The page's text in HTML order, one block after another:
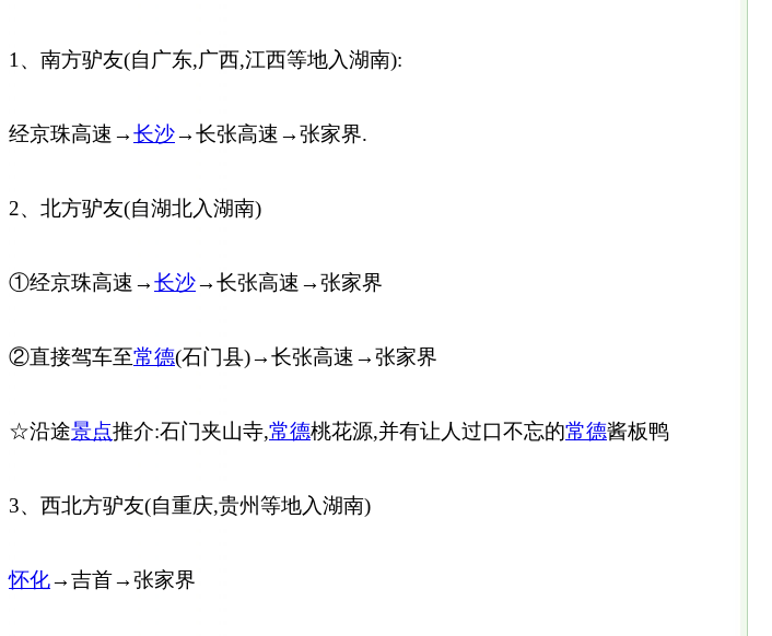
1、南方驴友(自广东,广西,江西等地入湖南):
经京珠高速→长沙→长张高速→张家界.
2、北方驴友(自湖北入湖南)
①经京珠高速→长沙→长张高速→张家界
②直接驾车至常德(石门县)→长张高速→张家界
☆沿途景点推介:石门夹山寺,常德桃花源,并有让人过口不忘的常德酱板鸭
3、西北方驴友(自重庆,贵州等地入湖南)
怀化→吉首→张家界